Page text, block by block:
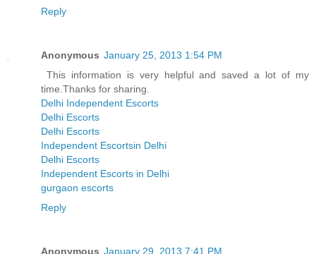
Reply
Anonymous January 25, 2013 1:54 PM
This information is very helpful and saved a lot of my
time.Thanks for sharing.
Delhi Independent Escorts
Delhi Escorts
Delhi Escorts
Independent Escortsin Delhi
Delhi Escorts
Independent Escorts in Delhi
gurgaon escorts
Reply
Anonymous January 29, 2013 7:41 PM